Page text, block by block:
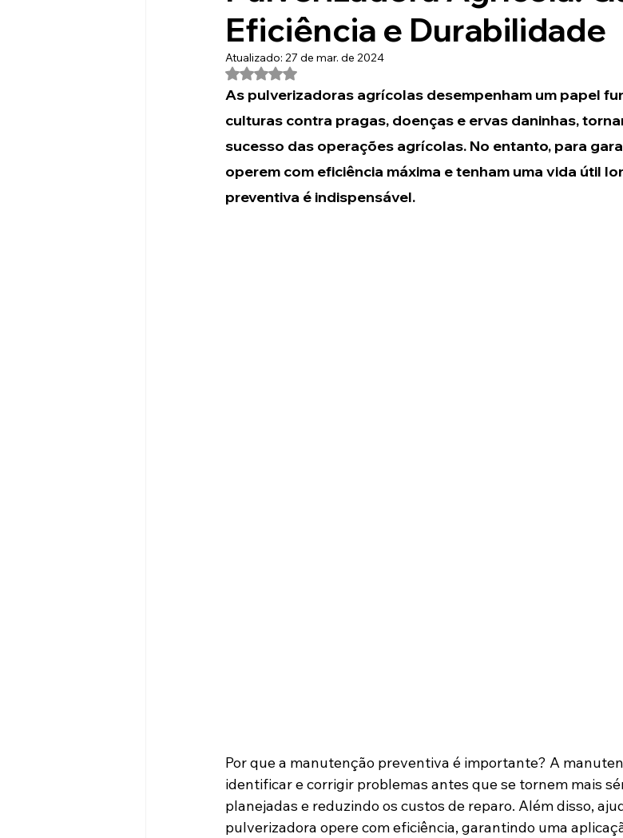
Eficiência e Durabilidade
Atualizado: 27 de mar. de 2024
Avaliado com NaN de 5 estrelas.
As pulverizadoras agrícolas desempenham um papel
culturas contra pragas, doenças e ervas daninhas,
sucesso das operações agrícolas. No entanto, para
operem com eficiência máxima e tenham uma vida útil
preventiva é indispensável.
Por que a manutenção preventiva é importante? A
identificar e corrigir problemas antes que se tornem mais
planejadas e reduzindo os custos de reparo. Além disso,
pulverizadora opere com eficiência, garantindo uma